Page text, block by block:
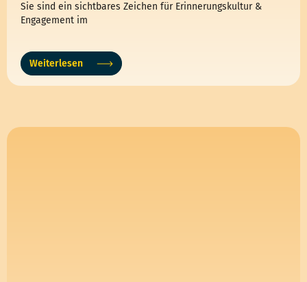
Sie sind ein sichtbares Zeichen für Erinnerungskultur &
Engagement im
Weiterlesen